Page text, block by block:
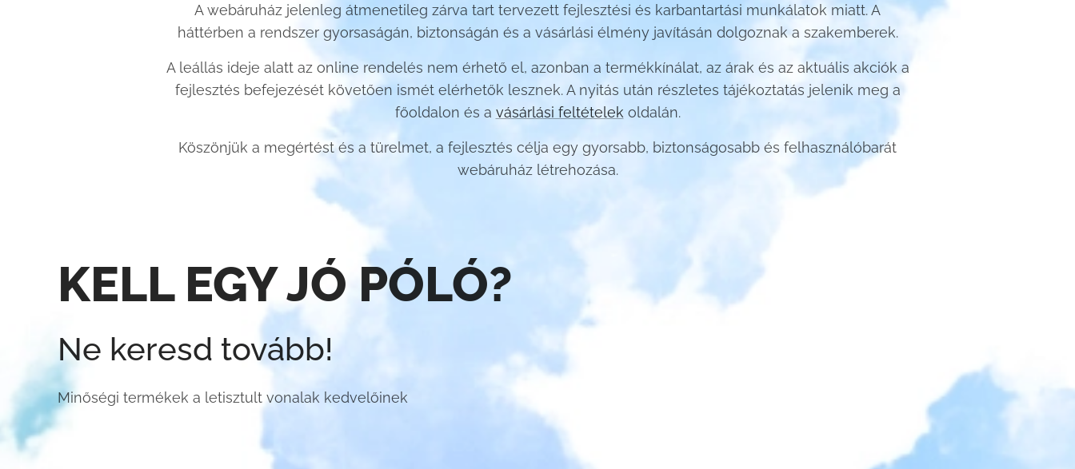
A webáruház jelenleg átmenetileg zárva tart tervezett fejlesztési és karbantartási munkálatok miatt. A
háttérben a rendszer gyorsaságán, biztonságán és a vásárlási élmény javításán dolgoznak a szakemberek.
A leállás ideje alatt az online rendelés nem érhető el, azonban a termékkínálat, az árak és az aktuális akciók a
fejlesztés befejezését követően ismét elérhetők lesznek. A nyitás után részletes tájékoztatás jelenik meg a
főoldalon és a vásárlási feltételek oldalán.
Köszönjük a megértést és a türelmet, a fejlesztés célja egy gyorsabb, biztonságosabb és felhasználóbarát
webáruház létrehozása.
KELL EGY JÓ PÓLÓ?
Ne keresd tovább!
Minőségi termékek a letisztult vonalak kedvelőinek